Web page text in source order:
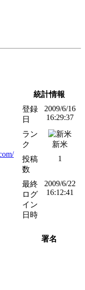
統計情報
登録
日
2009/6/16
16:29:37
ラン
ク
新米
投稿
数
1
最終
ログ
イン
日時
2009/6/22
16:12:41
署名